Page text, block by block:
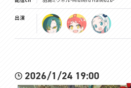
出演
2026/1/24 19:00